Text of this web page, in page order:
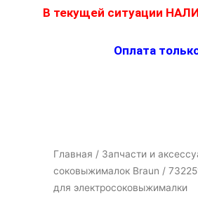
В текущей ситуации
Оплата
Главная / Запчасти и
соковыжималок Braun /
для электросоковыжималки
Количество
товара
7322510344,